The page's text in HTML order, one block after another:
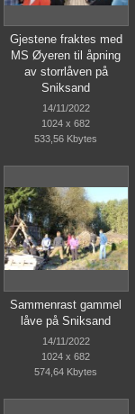
Gjestene fraktes med
MS Øyeren til åpning
av storrlåven på
Sniksand
14/11/2022
1024 x 682
533,56 Kbytes
Sammenrast gammel
låve på Sniksand
14/11/2022
1024 x 682
574,64 Kbytes